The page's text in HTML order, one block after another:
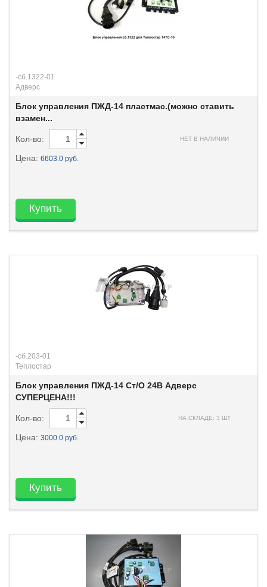
-сб.1322-01
Адверс
Блок управления ПЖД-14 пластмас.(можно ставить
взамен...
Кол-во: НЕТ В НАЛИЧИИ
Цена: 6603.0 руб.
Купить
-сб.203-01
Теплостар
Блок управления ПЖД-14 Ст/О 24В Адверс
СУПЕРЦЕНА!!!
Кол-во: НА СКЛАДЕ: 3 ШТ
Цена: 3000.0 руб.
Купить